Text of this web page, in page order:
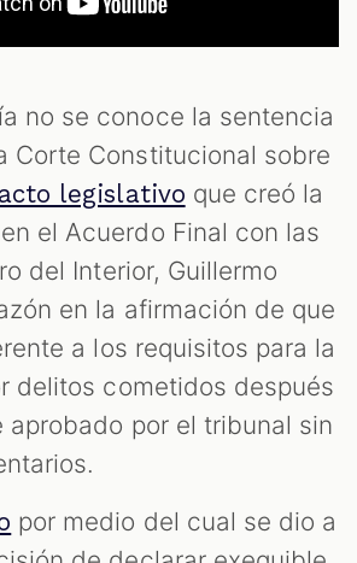
no se conoce la sentencia
Corte Constitucional sobre
acto legislativo que creó la
el Acuerdo Final con las
del Interior, Guillermo
en la afirmación de que
a los requisitos para la
delitos cometidos después
aprobado por el tribunal sin
por medio del cual se dio a